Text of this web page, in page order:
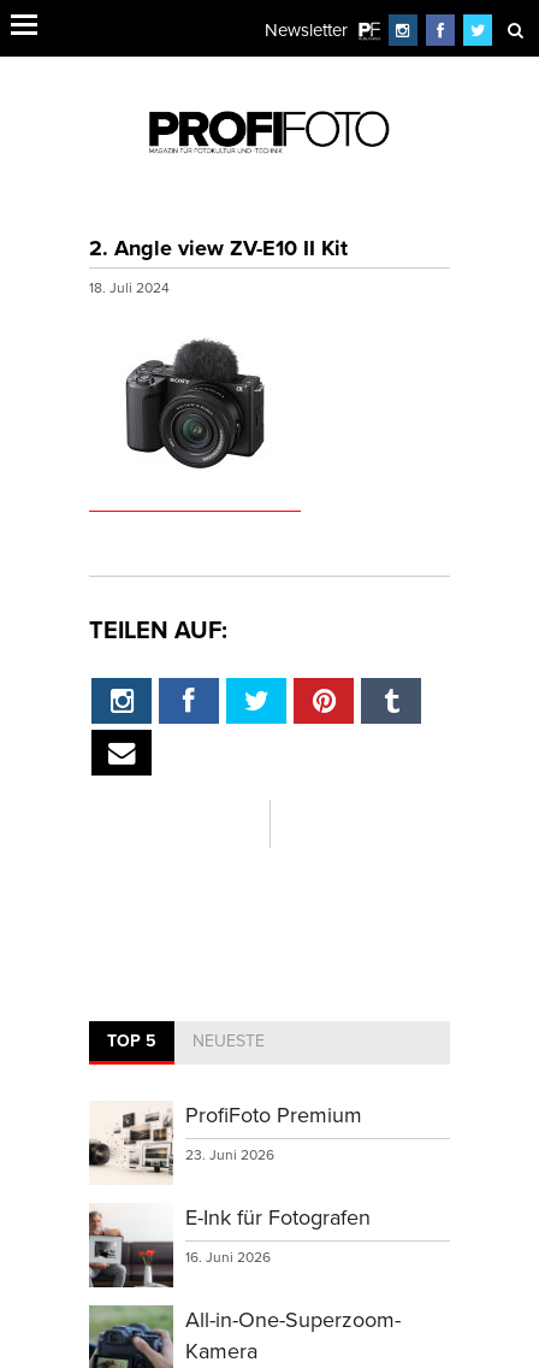
Newsletter
2. Angle view ZV-E10 II Kit
18. Juli 2024
TEILEN AUF:
TOP 5 NEUESTE
ProfiFoto Premium
23. Juni 2026
E-Ink für Fotografen
16. Juni 2026
All-in-One-Superzoom-
Kamera